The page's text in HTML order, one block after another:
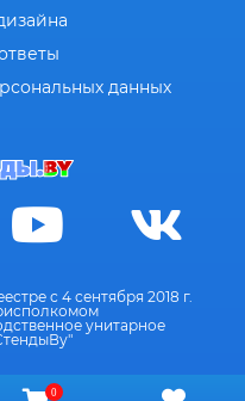
0
данных
с 4 сентября 2018 г.
унитарное